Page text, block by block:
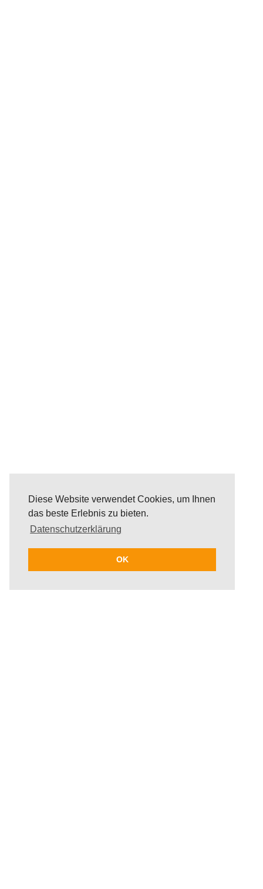
Diese Website verwendet Cookies, um Ihnen
das beste Erlebnis zu bieten.
Datenschutzerklärung
OK